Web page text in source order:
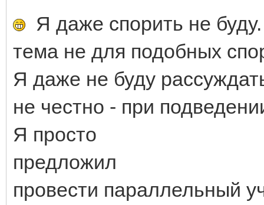
Я даже спорить не
тема не для подобных
Я даже не буду
не честно - при
Я просто
предложил
провести параллельный